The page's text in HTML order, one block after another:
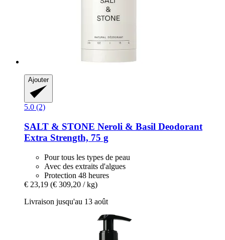
Ajouter
5.0 (2)
SALT & STONE Neroli & Basil Deodorant
Extra Strength, 75 g
Pour tous les types de peau
Avec des extraits d'algues
Protection 48 heures
€ 23,19 (€ 309,20 / kg)
Livraison jusqu'au 13 août